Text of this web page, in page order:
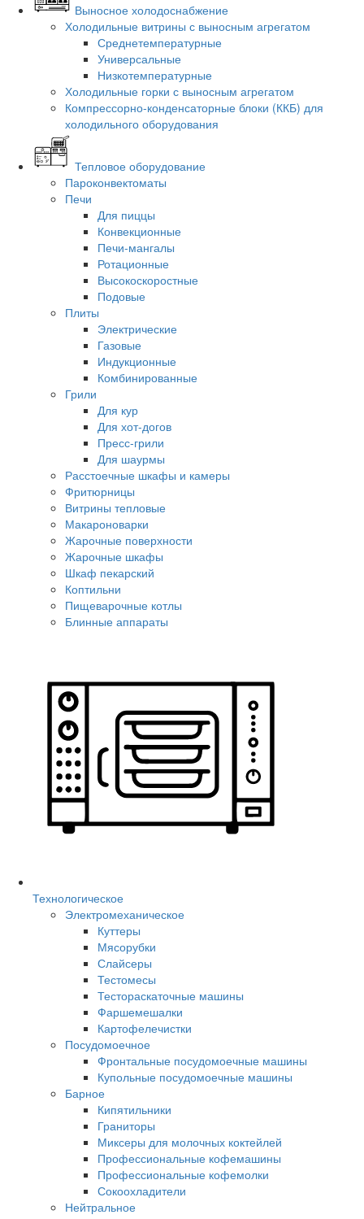
Выносное холодоснабжение
Холодильные витрины с выносным агрегатом
Среднетемпературные
Универсальные
Низкотемпературные
Холодильные горки с выносным агрегатом
Компрессорно-конденсаторные блоки (ККБ) для
холодильного оборудования
Тепловое оборудование
Пароконвектоматы
Печи
Для пиццы
Конвекционные
Печи-мангалы
Ротационные
Высокоскоростные
Подовые
Плиты
Электрические
Газовые
Индукционные
Комбинированные
Грили
Для кур
Для хот-догов
Пресс-грили
Для шаурмы
Расстоечные шкафы и камеры
Фритюрницы
Витрины тепловые
Макароноварки
Жарочные поверхности
Жарочные шкафы
Шкаф пекарский
Коптильни
Пищеварочные котлы
Блинные аппараты
Технологическое
Электромеханическое
Куттеры
Мясорубки
Слайсеры
Тестомесы
Тестораскаточные машины
Фаршемешалки
Картофелечистки
Посудомоечное
Фронтальные посудомоечные машины
Купольные посудомоечные машины
Барное
Кипятильники
Граниторы
Миксеры для молочных коктейлей
Профессиональные кофемашины
Профессиональные кофемолки
Сокоохладители
Нейтральное